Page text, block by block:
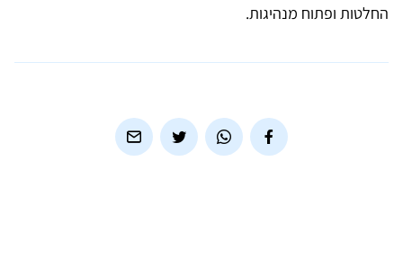
החלטות ופתוח מנהיגות.